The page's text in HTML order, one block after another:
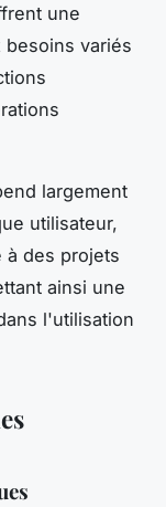
une
besoins variés
largement
utilisateur,
à des projets
ainsi une
l'utilisation